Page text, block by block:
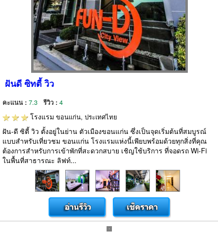
ฝันดี ซิทตี้ วิว
คะแนน : 7.3 รีวิว : 4
โรงแรม ขอนแก่น, ประเทศไทย
ฝัน-ดี ซิตี้ วิว ตั้งอยู่ในย่าน ตัวเมืองขอนแก่น ซึ่งเป็นจุดเริ่มต้นที่สมบูรณ์
แบบสำหรับเที่ยวชม ขอนแก่น โรงแรมแห่งนี้เพียบพร้อมด้วยทุกสิ่งที่คุณ
ต้องการสำหรับการเข้าพักที่สะดวกสบาย เชิญใช้บริการ ที่จอดรถ Wi-Fi
ในพื้นที่สาธารณะ ลิฟท์...